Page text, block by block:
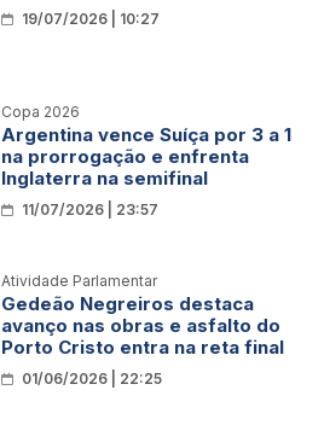
19/07/2026 | 10:27
Copa 2026
Argentina vence Suíça por 3 a 1
na prorrogação e enfrenta
Inglaterra na semifinal
11/07/2026 | 23:57
Atividade Parlamentar
Gedeão Negreiros destaca
avanço nas obras e asfalto do
Porto Cristo entra na reta final
01/06/2026 | 22:25